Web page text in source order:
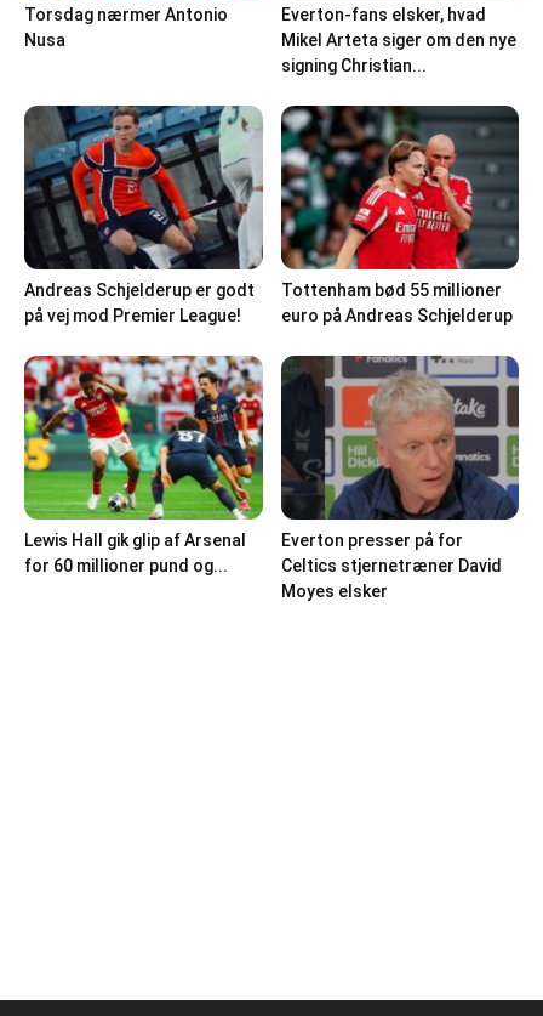
Torsdag nærmer Antonio
Nusa
Everton-fans elsker, hvad
Mikel Arteta siger om den nye
signing Christian...
Andreas Schjelderup er godt
på vej mod Premier League!
Tottenham bød 55 millioner
euro på Andreas Schjelderup
Lewis Hall gik glip af Arsenal
for 60 millioner pund og...
Everton presser på for
Celtics stjernetræner David
Moyes elsker